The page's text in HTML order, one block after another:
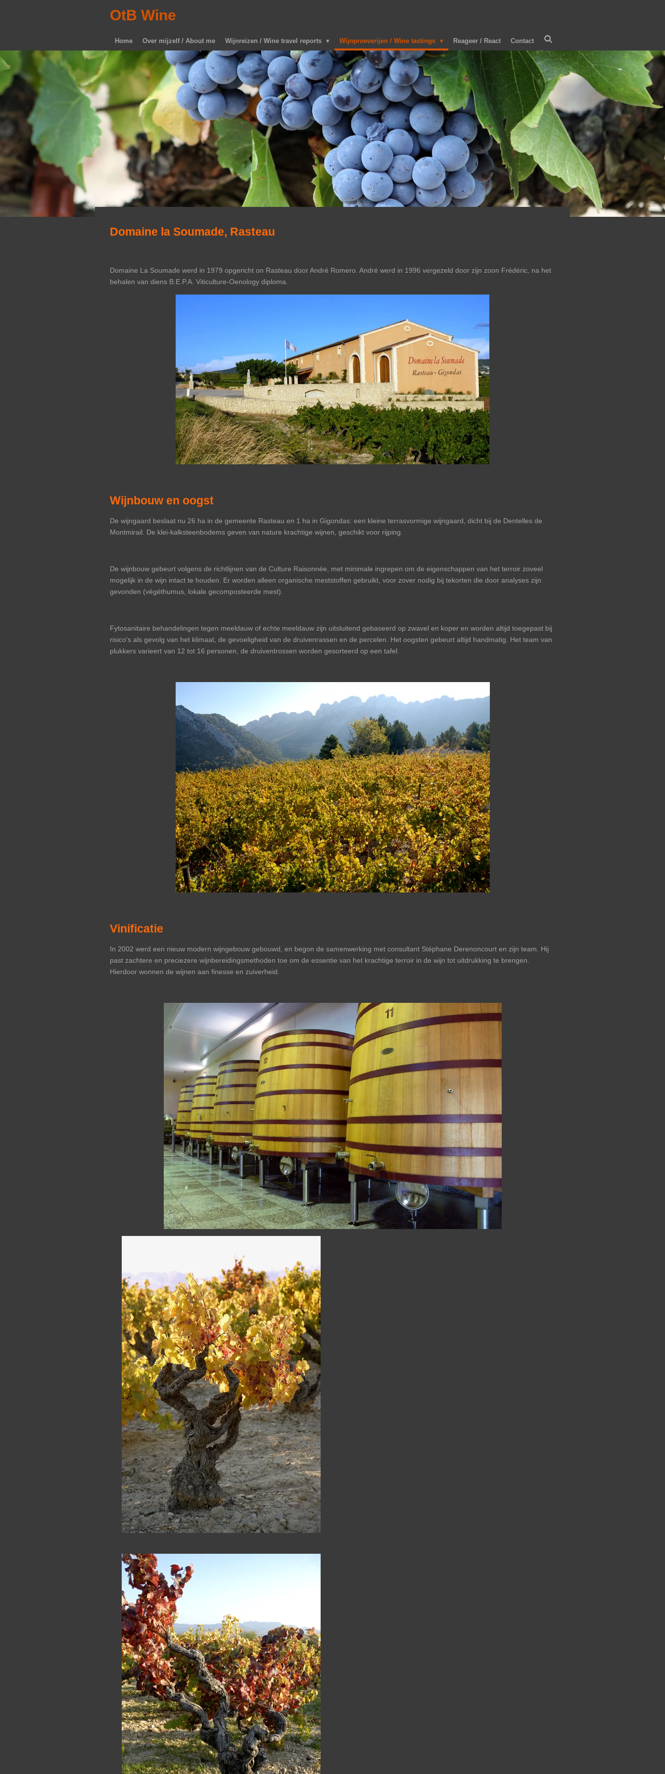
hoofdinhoud
OtB Wine
Home Over mijzelf / About me Wijnreizen / Wine travel reports Wijnproeverijen / Wine tastings Reageer / React Contact
Domaine la Soumade, Rasteau
Domaine La Soumade werd in 1979 opgericht on Rasteau door André Romero. André werd in 1996 vergezeld door zijn zoon Frédéric, na het
behalen van diens B.E.P.A. Viticulture-Oenology diploma.
Wijnbouw en oogst
De wijngaard beslaat nu 26 ha in de gemeente Rasteau en 1 ha in Gigondas: een kleine terrasvormige wijngaard, dicht bij de Dentelles de
Montmirail. De klei-kalksteenbodems geven van nature krachtige wijnen, geschikt voor rijping.
De wijnbouw gebeurt volgens de richtlijnen van de Culture Raisonnée, met minimale ingrepen om de eigenschappen van het terroir zoveel
mogelijk in de wijn intact te houden. Er worden alleen organische meststoffen gebruikt, voor zover nodig bij tekorten die door analyses zijn
gevonden (végéthumus, lokale gecomposteerde mest).
Fytosanitaire behandelingen tegen meeldauw of echte meeldauw zijn uitsluitend gebaseerd op zwavel en koper en worden altijd toegepast bij
risico's als gevolg van het klimaat, de gevoeligheid van de druivenrassen en de percelen. Het oogsten gebeurt altijd handmatig. Het team van
plukkers varieert van 12 tot 16 personen, de druiventrossen worden gesorteerd op een tafel.
Vinificatie
In 2002 werd een nieuw modern wijngebouw gebouwd, en begon de samenwerking met consultant Stéphane Derenoncourt en zijn team. Hij
past zachtere en preciezere wijnbereidingsmethoden toe om de essentie van het krachtige terroir in de wijn tot uitdrukking te brengen.
Hierdoor wonnen de wijnen aan finesse en zuiverheid.